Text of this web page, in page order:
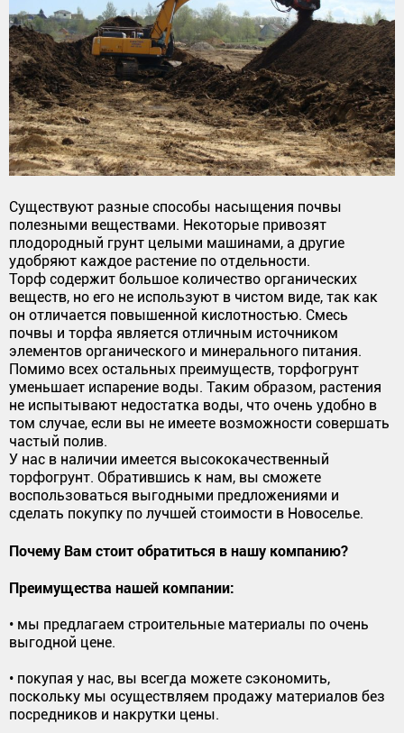
Существуют разные способы насыщения почвы
полезными веществами. Некоторые привозят
плодородный грунт целыми машинами, а другие
удобряют каждое растение по отдельности.
Торф содержит большое количество органических
веществ, но его не используют в чистом виде, так как
он отличается повышенной кислотностью. Смесь
почвы и торфа является отличным источником
элементов органического и минерального питания.
Помимо всех остальных преимуществ, торфогрунт
уменьшает испарение воды. Таким образом, растения
не испытывают недостатка воды, что очень удобно в
том случае, если вы не имеете возможности совершать
частый полив.
У нас в наличии имеется высококачественный
торфогрунт. Обратившись к нам, вы сможете
воспользоваться выгодными предложениями и
сделать покупку по лучшей стоимости в Новоселье.
Почему Вам стоит обратиться в нашу компанию?
Преимущества нашей компании:
• мы предлагаем строительные материалы по очень
выгодной цене.
• покупая у нас, вы всегда можете сэкономить,
поскольку мы осуществляем продажу материалов без
посредников и накрутки цены.